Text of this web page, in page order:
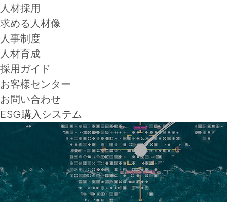
人材採用
求める人材像
人事制度
人材育成
採用ガイド
お客様センター
お問い合わせ
ESG購入システム